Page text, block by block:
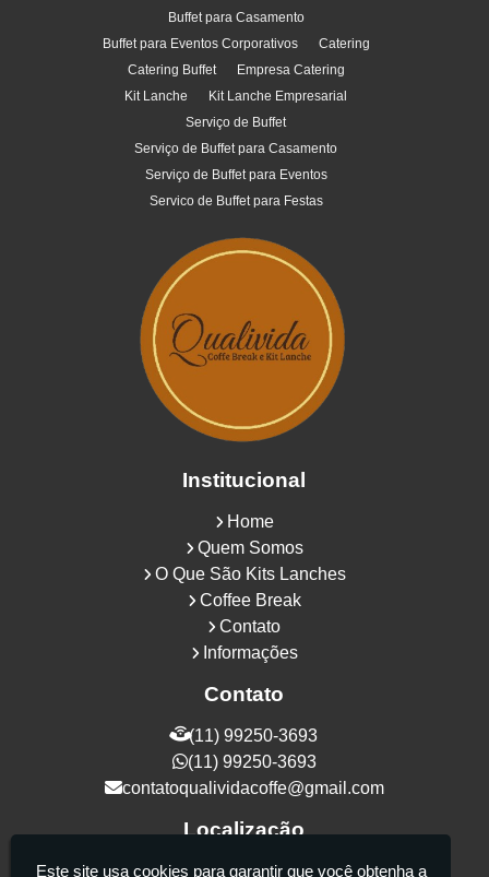
Buffet para Casamento
Buffet para Eventos Corporativos
Catering
Catering Buffet
Empresa Catering
Kit Lanche
Kit Lanche Empresarial
Serviço de Buffet
Serviço de Buffet para Casamento
Serviço de Buffet para Eventos
Servico de Buffet para Festas
Institucional
Home
Quem Somos
O Que São Kits Lanches
Coffee Break
Contato
Informações
Contato
(11) 99250-3693
(11) 99250-3693
contatoqualividacoffe@gmail.com
Localização
Rua Samurais, 27 - Vila Maria Alta - São
Este site usa cookies para garantir que você obtenha a